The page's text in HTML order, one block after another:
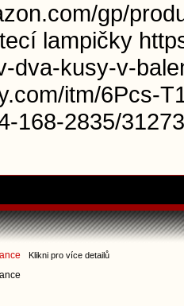
gp/
lampičky
dva-kusy-v-
itm/6Pcs-
168-2835/
Klikni pro více detailů